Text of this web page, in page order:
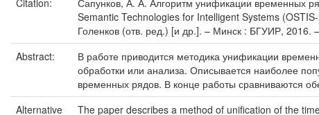
Citation:
Сапунков, А. А. Алгоритм унификации временных
Semantic Technologies for Intelligent Systems
Голенков (отв. ред.) [и др.]. – Минск : БГУИР, 2016.
Abstract:
В работе приводится методика унификации
обработки или анализа. Описывается наиболее
временных рядов. В конце работы сравниваются
Alternative
The paper describes a method of unification of the